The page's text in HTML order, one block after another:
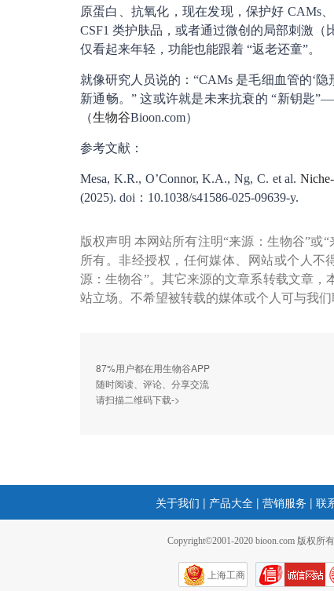
原蛋白、抗氧化，现在发现，保护好 CAMs
CSF1 类护肤品，或者通过微创的局部刺激
仅看起来年轻，功能也能跟着 “返老还童”。
就像研究人员说的：“CAMs 是毛细血管的‘
新通畅。” 这或许就是未来抗衰的 “新钥匙
（生物谷Bioon.com）
参考文献：
Mesa, K.R., O’Connor, K.A., Ng, C. et al.
(2025). doi：10.1038/s41586-025-09639-y.
版权声明 本网站所有注明“来源：生物谷”或
所有。非经授权，任何媒体、网站或个人
源：生物谷”。其它来源的文章系转载文章
站立场。不希望被转载的媒体或个人可与我
87%用户都在用生物谷APP
随时阅读、评论、分享交流
请扫描二维码下载->
关于我们 | 产品大全 | 营销服务 | 联
Copyright©2001-2020 bioon.com 版权所
上海工商